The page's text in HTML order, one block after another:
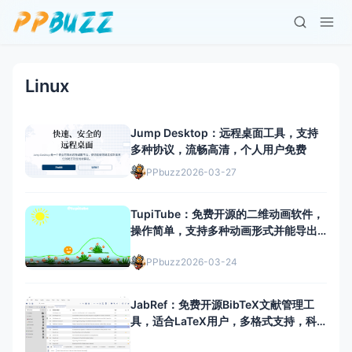
Linux
Jump Desktop：远程桌面工具，支持
多种协议，流畅高清，个人用户免费
PPbuzz2026-03-27
TupiTube：免费开源的二维动画软件，
操作简单，支持多种动画形式并能导出
PPbuzz2026-03-24
JabRef：免费开源BibTeX文献管理工
具，适合LaTeX用户，多格式支持，科